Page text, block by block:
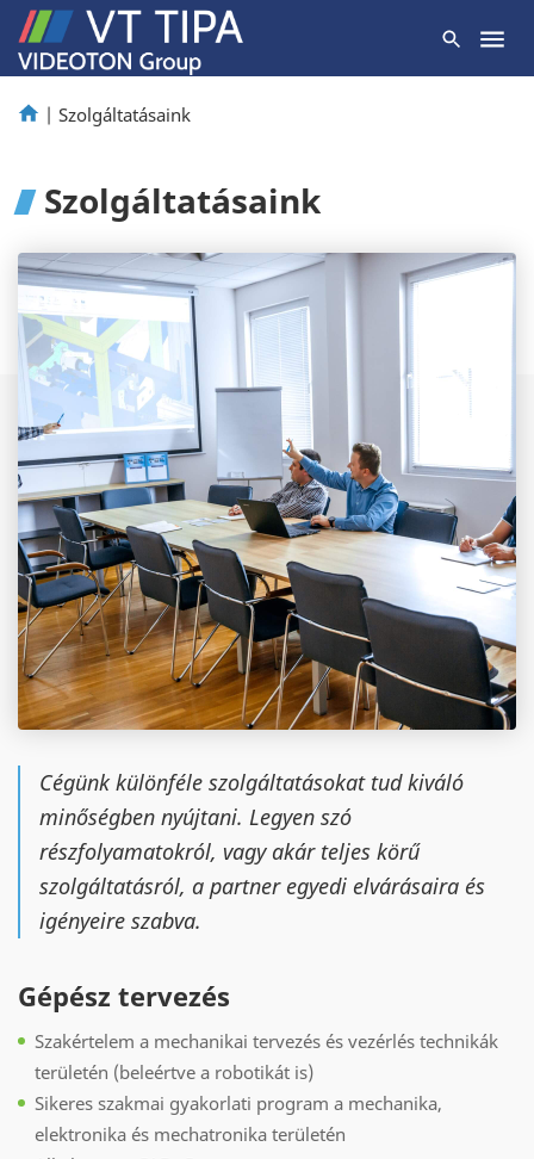
| Szolgáltatásaink
Szolgáltatásaink
Cégünk különféle szolgáltatásokat tud kiváló
minőségben nyújtani. Legyen szó
részfolyamatokról, vagy akár teljes körű
szolgáltatásról, a partner egyedi elvárásaira és
igényeire szabva.
Gépész tervezés
Szakértelem a mechanikai tervezés és vezérlés technikák
területén (beleértve a robotikát is)
Sikeres szakmai gyakorlati program a mechanika,
elektronika és mechatronika területén